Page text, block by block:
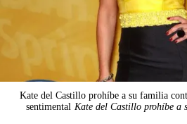
Kate del Castillo prohíbe a su familia
sentimental Kate del Castillo prohíbe a